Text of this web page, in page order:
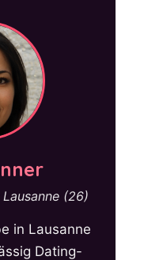
(26)
in Lausanne
Dating-